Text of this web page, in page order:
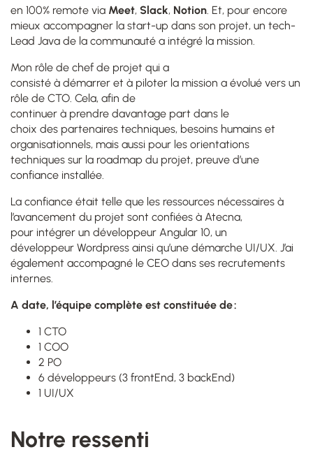
en 100% remote via Meet, Slack, Notion. Et, pour encore
mieux accompagner la start-up dans son projet, un tech-
Lead Java de la communauté a intégré la mission.
Mon rôle de chef de projet qui a
consisté à démarrer et à piloter la mission a évolué vers un
rôle de CTO. Cela, afin de
continuer à prendre davantage part dans le
choix des partenaires techniques, besoins humains et
organisationnels, mais aussi pour les orientations
techniques sur la roadmap du projet, preuve d’une
confiance installée.
La confiance était telle que les ressources nécessaires à
l’avancement du projet sont confiées à Atecna,
pour intégrer un développeur Angular 10, un
développeur Wordpress ainsi qu’une démarche UI/UX. J’ai
également accompagné le CEO dans ses recrutements
internes.
A date, l’équipe complète est constituée de :
1 CTO
1 COO
2 PO
6 développeurs (3 frontEnd, 3 backEnd)
1 UI/UX
Notre ressenti